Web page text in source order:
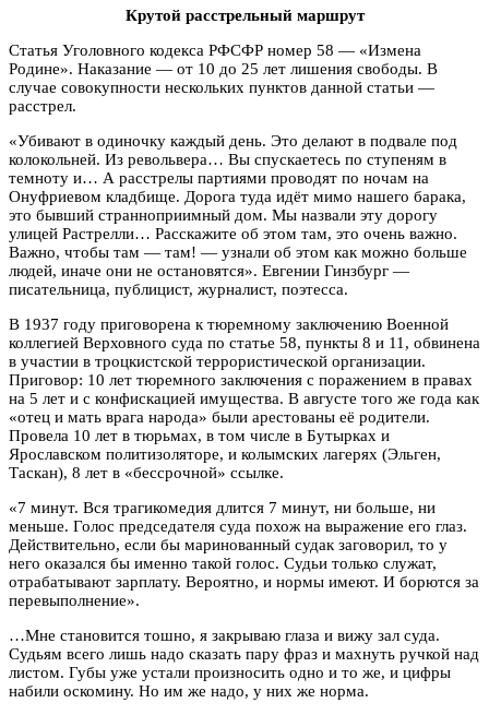
Крутой расстрельный маршрут
Статья Уголовного кодекса РФСФР номер 58 — «Измена
Родине». Наказание — от 10 до 25 лет лишения свободы. В
случае совокупности нескольких пунктов данной статьи —
расстрел.
«Убивают в одиночку каждый день. Это делают в подвале под
колокольней. Из револьвера… Вы спускаетесь по ступеням в
темноту и… А расстрелы партиями проводят по ночам на
Онуфриевом кладбище. Дорога туда идёт мимо нашего барака,
это бывший странноприимный дом. Мы назвали эту дорогу
улицей Растрелли… Расскажите об этом там, это очень важно.
Важно, чтобы там — там! — узнали об этом как можно больше
людей, иначе они не остановятся». Евгении Гинзбург —
писательница, публицист, журналист, поэтесса.
В 1937 году приговорена к тюремному заключению Военной
коллегией Верховного суда по статье 58, пункты 8 и 11, обвинена
в участии в троцкистской террористической организации.
Приговор: 10 лет тюремного заключения с поражением в правах
на 5 лет и с конфискацией имущества. В августе того же года как
«отец и мать врага народа» были арестованы её родители.
Провела 10 лет в тюрьмах, в том числе в Бутырках и
Ярославском политизоляторе, и колымских лагерях (Эльген,
Таскан), 8 лет в «бессрочной» ссылке.
«7 минут. Вся трагикомедия длится 7 минут, ни больше, ни
меньше. Голос председателя суда похож на выражение его глаз.
Действительно, если бы маринованный судак заговорил, то у
него оказался бы именно такой голос. Судьи только служат,
отрабатывают зарплату. Вероятно, и нормы имеют. И борются за
перевыполнение».
…Мне становится тошно, я закрываю глаза и вижу зал суда.
Судьям всего лишь надо сказать пару фраз и махнуть ручкой над
листом. Губы уже устали произносить одно и то же, и цифры
набили оскомину. Но им же надо, у них же норма.